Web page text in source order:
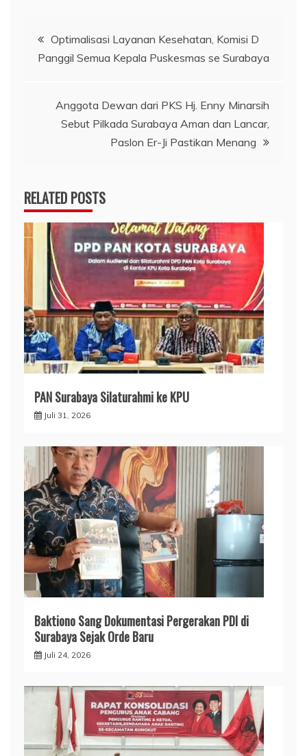
Navigasi
pos
Optimalisasi Layanan Kesehatan, Komisi D
Panggil Semua Kepala Puskesmas se Surabaya
Anggota Dewan dari PKS Hj. Enny Minarsih
Sebut Pilkada Surabaya Aman dan Lancar,
Paslon Er-Ji Pastikan Menang
RELATED POSTS
PAN Surabaya Silaturahmi ke KPU
Juli 31, 2026
Baktiono Sang Dokumentasi Pergerakan PDI di
Surabaya Sejak Orde Baru
Juli 24, 2026